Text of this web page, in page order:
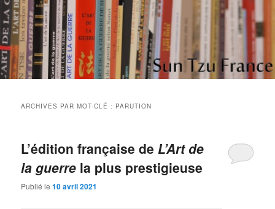
Aller
au
contenu
principal
Aller
au
contenu
secondaireSun Tzu France
Etudes et réflexions sur "L'art de la guerre" de Sun Tzu
ARCHIVES PAR MOT-CLÉ : PARUTION
L’édition française de L’Art de
la guerre la plus prestigieuse
Publié le10 avril 2021